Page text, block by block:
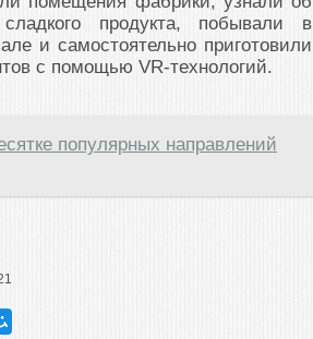
продукта, побывали в
и самостоятельно приготовили
с помощью VR-технологий.
популярных направлений